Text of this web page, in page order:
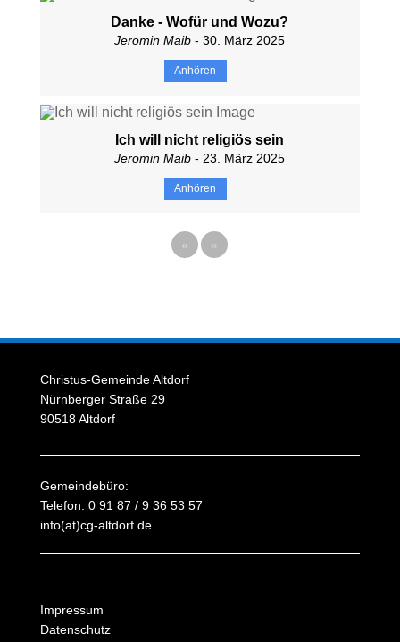
Danke - Wofür und Wozu?
Jeromin Maib - 30. März 2025
Anhören
Ich will nicht religiös sein
Jeromin Maib - 23. März 2025
Anhören
« »
Christus-Gemeinde Altdorf
Nürnberger Straße 29
90518 Altdorf
Gemeindebüro:
Telefon: 0 91 87 / 9 36 53 57
info(at)cg-altdorf.de
Impressum
Datenschutz